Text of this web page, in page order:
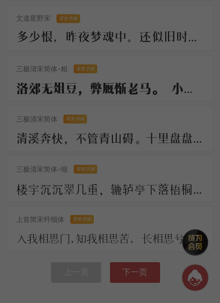
文道星野宋 零售字体
多少恨，昨夜梦魂中。还似旧时游上苑，车如流水马如龙；花月正春风！
三极清宋简体-粗 零售字体
洛郊无俎豆，弊厩惭老马。 小雁过炉峰，影落楚水下。 长船倚云泊，石镜秋凉夜。 岂解有乡情，弄月聊呜哑
三极清宋简体 零售字体
清溪奔快，不管青山碍。十里盘盘平世界，更著溪山襟带。 古今陵谷茫茫，市朝往往耕桑。此地居然形胜，似曾小小兴亡。
三极清宋简体-细 零售字体
楼宇沉沉翠几重，辘轳亭下落梧桐。川光带晚虹垂雨，树影涵秋鹊唤风。 人不见，思何穷，断肠今古夕阳中。
上首简宋纤细体 零售字体
入我相思门，知我相思苦， 长相思兮长相忆，短相思兮无穷极， 早知如此绊人心，何如当初莫相识。
下一页